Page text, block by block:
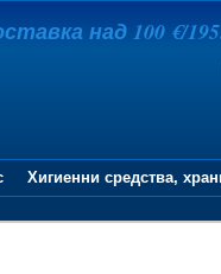
Хигиенни средства,
над 100 €/